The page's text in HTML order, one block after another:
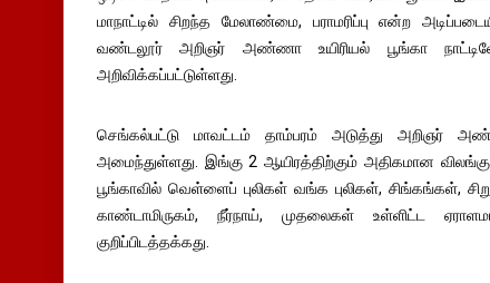
மாநாட்டில் சிறந்த மேலாண்மை, பராமரிப்பு என்ற
வண்டலூர் அறிஞர் அண்ணா உயிரியல் பூங்கா
அறிவிக்கப்பட்டுள்ளது.
செங்கல்பட்டு மாவட்டம் தாம்பரம் அடுத்து அறிஞர்
அமைந்துள்ளது. இங்கு 2 ஆயிரத்திற்கும் அதிகமான
பூங்காவில் வெள்ளைப் புலிகள் வங்க புலிகள், சிங்கங்கள்,
காண்டாமிருகம், நீர்நாய், முதலைகள் உள்ளிட்ட
குறிப்பிடத்தக்கது.